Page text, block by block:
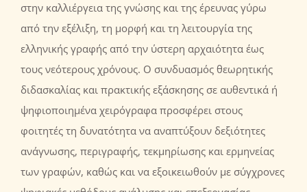
στην καλλιέργεια της γνώσης και της έρευνας γύρω
από την εξέλιξη, τη μορφή και τη λειτουργία της
ελληνικής γραφής από την ύστερη αρχαιότητα έως
τους νεότερους χρόνους. Ο συνδυασμός θεωρητικής
διδασκαλίας και πρακτικής εξάσκησης σε αυθεντικά ή
ψηφιοποιημένα χειρόγραφα προσφέρει στους
φοιτητές τη δυνατότητα να αναπτύξουν δεξιότητες
ανάγνωσης, περιγραφής, τεκμηρίωσης και ερμηνείας
των γραφών, καθώς και να εξοικειωθούν με σύγχρονες